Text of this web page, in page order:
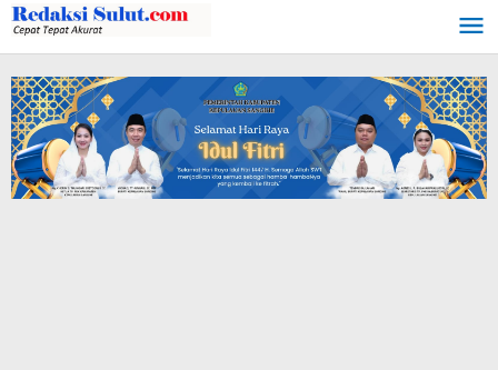
Lewati
ke
konten